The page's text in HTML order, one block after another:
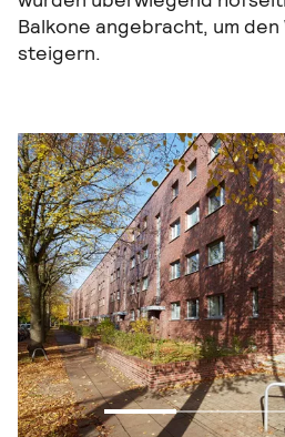
Balkone angebracht, um
steigern.